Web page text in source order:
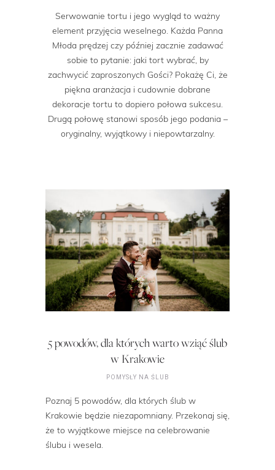
Serwowanie tortu i jego wygląd to ważny
element przyjęcia weselnego. Każda Panna
Młoda prędzej czy później zacznie zadawać
sobie to pytanie: jaki tort wybrać, by
zachwycić zaproszonych Gości? Pokażę Ci, że
piękna aranżacja i cudownie dobrane
dekoracje tortu to dopiero połowa sukcesu.
Drugą połowę stanowi sposób jego podania –
oryginalny, wyjątkowy i niepowtarzalny.
5 powodów, dla których warto wziąć ślub
w Krakowie
POMYSŁY NA ŚLUB
Poznaj 5 powodów, dla których ślub w
Krakowie będzie niezapomniany. Przekonaj się,
że to wyjątkowe miejsce na celebrowanie
ślubu i wesela.